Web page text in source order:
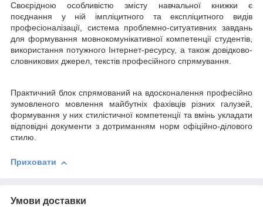
Своєрідною особливістю змісту навчальної книжки є
поєднання у ній імпліцитного та експліцитного видів
професіоналізації, система проблемно-ситуатив­них завдань
для формування мовнокомунікативної компетенції студентів,
вико­ристання потужного Інтернет-ресурсу, а також довідково-
словникових джерел, текстів професійного спрямування.
Практичний блок спрямований на вдосконалення професійно
зумовленого мовлення майбутніх фахівців різних галузей,
формування у них стилістичної компетенції та вмінь укладати
відповідні документи з дотриманням норм офіційно-ділового
стилю.
Приховати
Умови доставки